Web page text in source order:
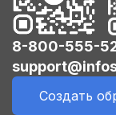
8-800-555-
Создать